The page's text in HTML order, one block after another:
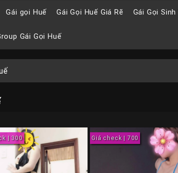
Gái gọi Huế Gái Gọi Huế Giá Rẽ Gái Gọi
Gái Gọi Huế
| 300 Giá check | 700